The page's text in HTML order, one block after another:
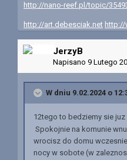
http://nano-reef.pl/topic/
http://art.debesciak.net http://
JerzyB
Napisano 9 Lutego
W dniu 9.02.2024 o
12tego to bedziemy sie
Spokojnie na komunie
wrocisz do domu
nocy w sobote (w